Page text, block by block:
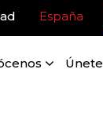
España
Únete